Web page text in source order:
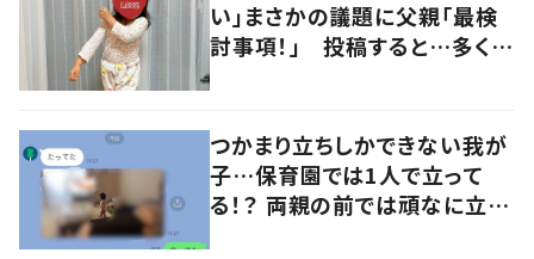
い」まさかの議題に父親「最検
討事項！」 投稿すると…多くの
つかまり立ちしかできない我が
子…保育園では1人で立って
る！？ 両親の前では頑なに立た